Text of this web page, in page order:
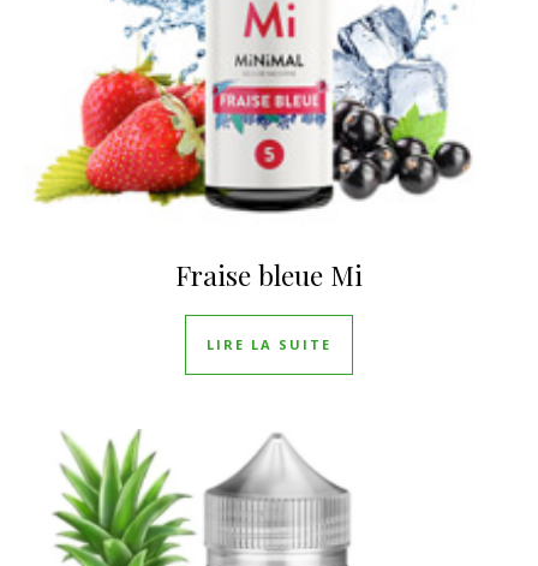
Fraise bleue Mi
LIRE LA SUITE